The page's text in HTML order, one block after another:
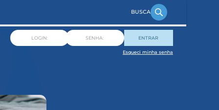
ENTRAR
Esqueci minha senha